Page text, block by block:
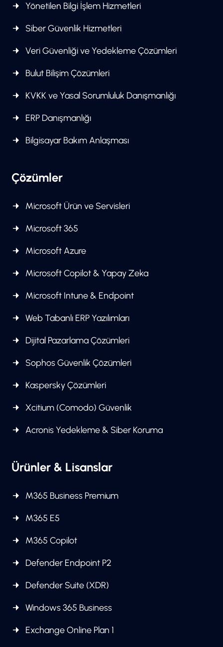
Yönetilen Bilgi İşlem Hizmetleri
Siber Güvenlik Hizmetleri
Veri Güvenliği ve Yedekleme Çözümleri
Bulut Bilişim Çözümleri
KVKK ve Yasal Sorumluluk Danışmanlığı
ERP Danışmanlığı
Bilgisayar Bakım Anlaşması
Çözümler
Microsoft Ürün ve Servisleri
Microsoft 365
Microsoft Azure
Microsoft Copilot & Yapay Zeka
Microsoft Intune & Endpoint
Web Tabanlı ERP Yazılımları
Dijital Pazarlama Çözümleri
Sophos Güvenlik Çözümleri
Kaspersky Çözümleri
Xcitium (Comodo) Güvenlik
Acronis Yedekleme & Siber Koruma
Ürünler & Lisanslar
M365 Business Premium
M365 E5
M365 Copilot
Defender Endpoint P2
Defender Suite (XDR)
Windows 365 Business
Exchange Online Plan 1